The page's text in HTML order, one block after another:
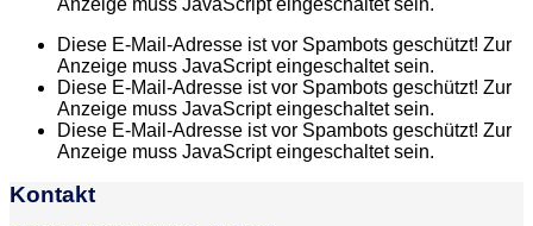
Anzeige muss JavaScript eingeschaltet sein.
Diese E-Mail-Adresse ist vor Spambots geschützt! Zur
Anzeige muss JavaScript eingeschaltet sein.
Diese E-Mail-Adresse ist vor Spambots geschützt! Zur
Anzeige muss JavaScript eingeschaltet sein.
Diese E-Mail-Adresse ist vor Spambots geschützt! Zur
Anzeige muss JavaScript eingeschaltet sein.
Kontakt